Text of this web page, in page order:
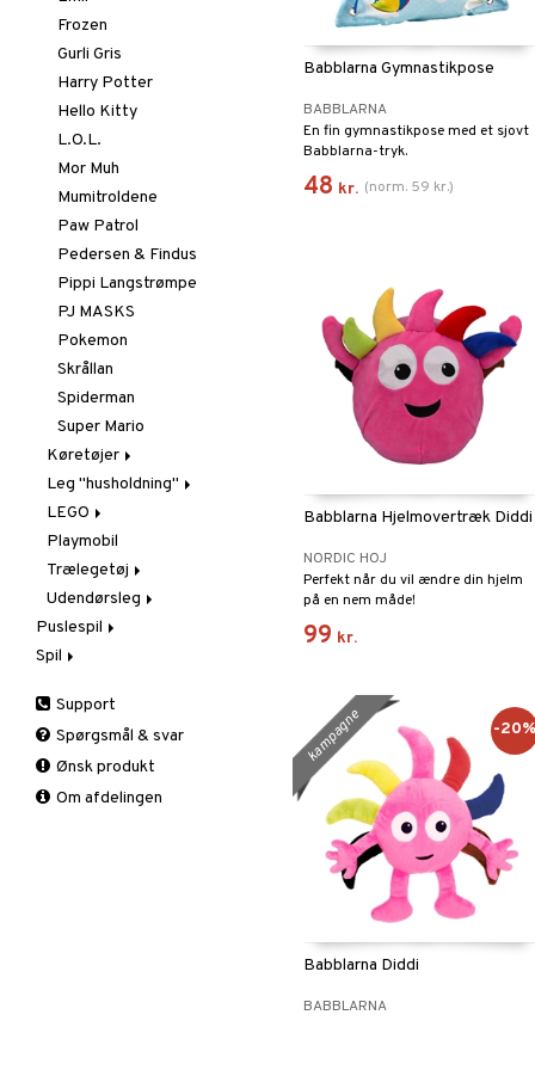
Babblarna Gymnastikpose
BABBLARNA
En fin gymnastikpose med et sjovt
Babblarna-tryk.
48 kr. (norm. 59 kr.)
Babblarna Hjelmovertræk Diddi
NORDIC HOJ
Perfekt når du vil ændre din hjelm
på en nem måde!
99 kr.
Babblarna Diddi
BABBLARNA
kampagne -
Frozen
Gurli Gris
Harry Potter
Hello Kitty
L.O.L.
Mor Muh
Mumitroldene
Paw Patrol
Pedersen & Findus
Pippi Langstrømpe
PJ MASKS
Pokemon
Skrållan
Spiderman
Super Mario
Køretøjer
Arbejdskøretøjer
Biler
Brandbiler
Politi
Racerbaner
Tog
Leg "husholdning"
Køkken &
Køkkenredskaber
Rengøring
LEGO
Botanicals
Fortnite
LEGO Bluey
LEGO City
LEGO Classic
LEGO Disney
LEGO Disney Princess
LEGO DUPLO
LEGO Friends
Playmobil
Trælegetøj
Brio
Jabadabado
Micki
Udendørsleg
Strandleg
Udendørsleg
Puslespil
1000 brikker
200-500 brikker
3D-Puslespil
Børnepuslespil
Puslespilstilbehør
Spil
Brætspil
Lommespil
Support
Spørgsmål & svar
Ønsk produkt
Om afdelingen